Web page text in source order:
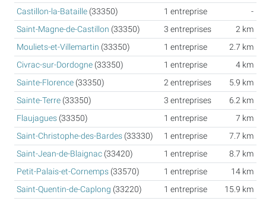
Castillon-la-Bataille (33350) 1 entreprise
-
Saint-Magne-de-Castillon (33350) 3 entreprises
2 km
Mouliets-et-Villemartin (33350) 1 entreprise
2.7 km
Civrac-sur-Dordogne (33350) 1 entreprise
4 km
Sainte-Florence (33350) 2 entreprises
5.9 km
Sainte-Terre (33350) 3 entreprises
6.2 km
Flaujagues (33350) 1 entreprise
7 km
Saint-Christophe-des-Bardes (33330) 1 entreprise
7.7 km
Saint-Jean-de-Blaignac (33420) 1 entreprise
8.7 km
Petit-Palais-et-Cornemps (33570) 1 entreprise
14 km
Saint-Quentin-de-Caplong (33220) 1 entreprise
15.9 km